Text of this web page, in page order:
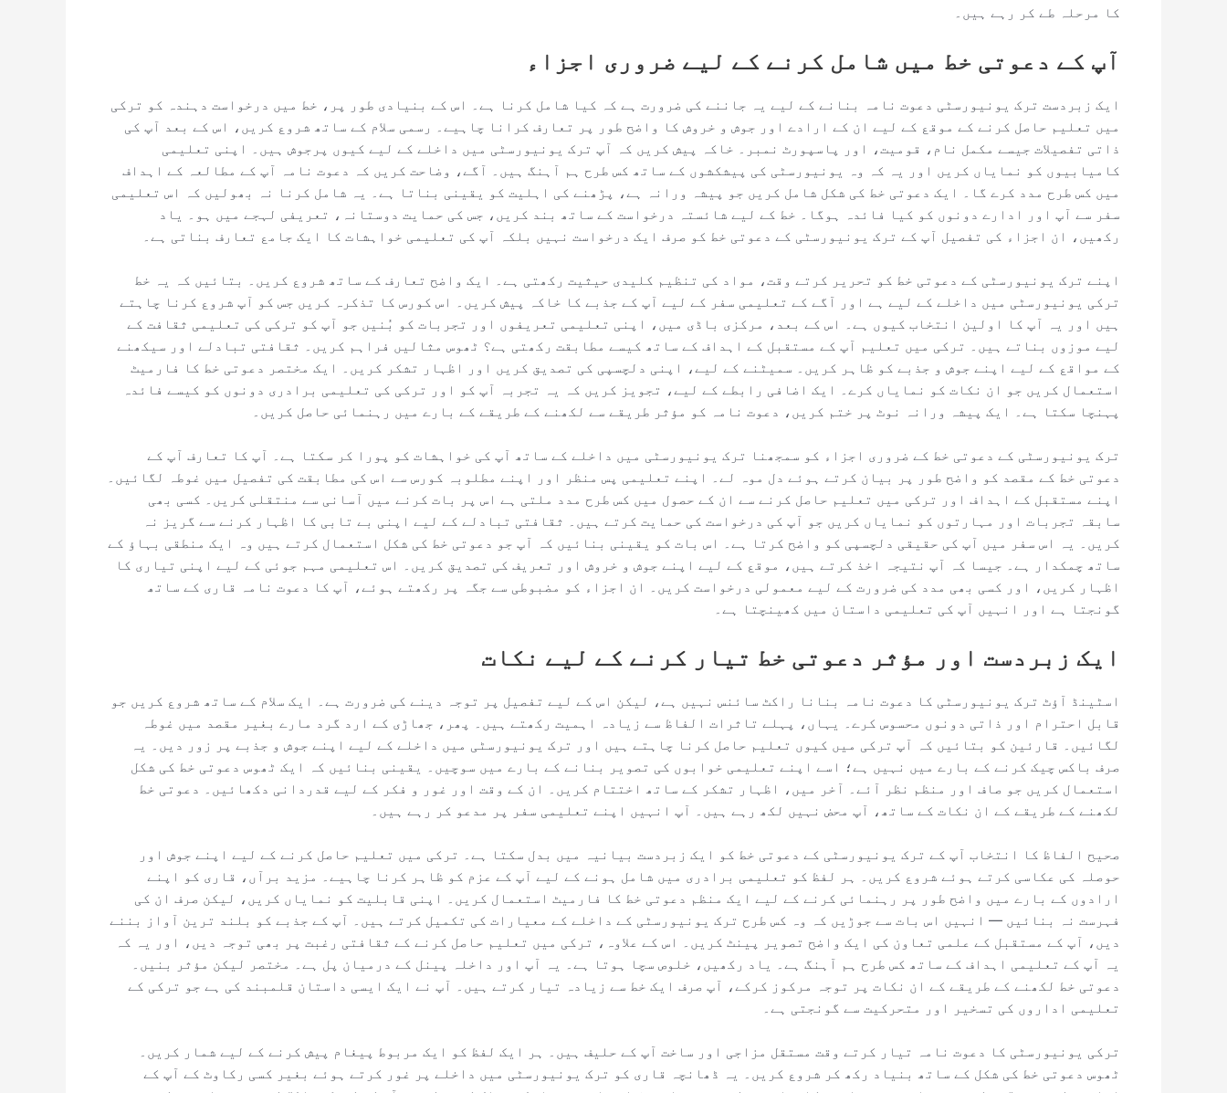
کا مرحلہ طے کر رہے ہیں۔
آپ کے دعوتی خط میں شامل کرنے کے لیے ضروری اجزاء
ایک زبردست ترک یونیورسٹی دعوت نامہ بنانے کے لیے یہ جاننے کی ضرورت ہے کہ کیا شامل کرنا ہے۔ اس کے بنیادی طور پر، خط میں درخواست دہندہ کو ترکی
میں تعلیم حاصل کرنے کے موقع کے لیے ان کے ارادے اور جوش و خروش کا واضح طور پر تعارف کرانا چاہیے۔ رسمی سلام کے ساتھ شروع کریں، اس کے بعد آپ کی
ذاتی تفصیلات جیسے مکمل نام، قومیت، اور پاسپورٹ نمبر۔ خاکہ پیش کریں کہ آپ ترک یونیورسٹی میں داخلے کے لیے کیوں پرجوش ہیں۔ اپنی تعلیمی
کامیابیوں کو نمایاں کریں اور یہ کہ وہ یونیورسٹی کی پیشکشوں کے ساتھ کس طرح ہم آہنگ ہیں۔ آگے، وضاحت کریں کہ دعوت نامہ آپ کے مطالعہ کے اہداف
میں کس طرح مدد کرے گا۔ ایک دعوتی خط کی شکل شامل کریں جو پیشہ ورانہ ہے، پڑھنے کی اہلیت کو یقینی بناتا ہے۔ یہ شامل کرنا نہ بھولیں کہ اس تعلیمی
سفر سے آپ اور ادارے دونوں کو کیا فائدہ ہوگا۔ خط کے لیے شائستہ درخواست کے ساتھ بند کریں، جس کی حمایت دوستانہ، تعریفی لہجے میں ہو۔ یاد
رکھیں، ان اجزاء کی تفصیل آپ کے ترک یونیورسٹی کے دعوتی خط کو صرف ایک درخواست نہیں بلکہ آپ کی تعلیمی خواہشات کا ایک جامع تعارف بناتی ہے۔
اپنے ترک یونیورسٹی کے دعوتی خط کو تحریر کرتے وقت، مواد کی تنظیم کلیدی حیثیت رکھتی ہے۔ ایک واضح تعارف کے ساتھ شروع کریں۔ بتائیں کہ یہ خط
ترکی یونیورسٹی میں داخلے کے لیے ہے اور آگے کے تعلیمی سفر کے لیے آپ کے جذبے کا خاکہ پیش کریں۔ اس کورس کا تذکرہ کریں جس کو آپ شروع کرنا چاہتے
ہیں اور یہ آپ کا اولین انتخاب کیوں ہے۔ اس کے بعد، مرکزی باڈی میں، اپنی تعلیمی تعریفوں اور تجربات کو بُنیں جو آپ کو ترکی کی تعلیمی ثقافت کے
لیے موزوں بناتے ہیں۔ ترکی میں تعلیم آپ کے مستقبل کے اہداف کے ساتھ کیسے مطابقت رکھتی ہے؟ ٹھوس مثالیں فراہم کریں۔ ثقافتی تبادلے اور سیکھنے
کے مواقع کے لیے اپنے جوش و جذبے کو ظاہر کریں۔ سمیٹنے کے لیے، اپنی دلچسپی کی تصدیق کریں اور اظہار تشکر کریں۔ ایک مختصر دعوتی خط کا فارمیٹ
استعمال کریں جو ان نکات کو نمایاں کرے۔ ایک اضافی رابطے کے لیے، تجویز کریں کہ یہ تجربہ آپ کو اور ترکی کی تعلیمی برادری دونوں کو کیسے فائدہ
پہنچا سکتا ہے۔ ایک پیشہ ورانہ نوٹ پر ختم کریں، دعوت نامہ کو مؤثر طریقے سے لکھنے کے طریقے کے بارے میں رہنمائی حاصل کریں۔
ترک یونیورسٹی کے دعوتی خط کے ضروری اجزاء کو سمجھنا ترک یونیورسٹی میں داخلے کے ساتھ آپ کی خواہشات کو پورا کر سکتا ہے۔ آپ کا تعارف آپ کے
دعوتی خط کے مقصد کو واضح طور پر بیان کرتے ہوئے دل موہ لے۔ اپنے تعلیمی پس منظر اور اپنے مطلوبہ کورس سے اس کی مطابقت کی تفصیل میں غوطہ لگائیں۔
اپنے مستقبل کے اہداف اور ترکی میں تعلیم حاصل کرنے سے ان کے حصول میں کس طرح مدد ملتی ہے اس پر بات کرنے میں آسانی سے منتقلی کریں۔ کسی بھی
سابقہ ​​تجربات اور مہارتوں کو نمایاں کریں جو آپ کی درخواست کی حمایت کرتے ہیں۔ ثقافتی تبادلے کے لیے اپنی بے تابی کا اظہار کرنے سے گریز نہ
کریں۔ یہ اس سفر میں آپ کی حقیقی دلچسپی کو واضح کرتا ہے۔ اس بات کو یقینی بنائیں کہ آپ جو دعوتی خط کی شکل استعمال کرتے ہیں وہ ایک منطقی بہاؤ کے
ساتھ چمکدار ہے۔ جیسا کہ آپ نتیجہ اخذ کرتے ہیں، موقع کے لیے اپنے جوش و خروش اور تعریف کی تصدیق کریں۔ اس تعلیمی مہم جوئی کے لیے اپنی تیاری کا
اظہار کریں، اور کسی بھی مدد کی ضرورت کے لیے معمولی درخواست کریں۔ ان اجزاء کو مضبوطی سے جگہ پر رکھتے ہوئے، آپ کا دعوت نامہ قاری کے ساتھ
گونجتا ہے اور انہیں آپ کی تعلیمی داستان میں کھینچتا ہے۔
ایک زبردست اور مؤثر دعوتی خط تیار کرنے کے لیے نکات
اسٹینڈ آؤٹ ترک یونیورسٹی کا دعوت نامہ بنانا راکٹ سائنس نہیں ہے، لیکن اس کے لیے تفصیل پر توجہ دینے کی ضرورت ہے۔ ایک سلام کے ساتھ شروع کریں جو
قابل احترام اور ذاتی دونوں محسوس کرے۔ یہاں، پہلے تاثرات الفاظ سے زیادہ اہمیت رکھتے ہیں۔ پھر، جھاڑی کے ارد گرد مارے بغیر مقصد میں غوطہ
لگائیں۔ قارئین کو بتائیں کہ آپ ترکی میں کیوں تعلیم حاصل کرنا چاہتے ہیں اور ترک یونیورسٹی میں داخلے کے لیے اپنے جوش و جذبے پر زور دیں۔ یہ
صرف باکس چیک کرنے کے بارے میں نہیں ہے؛ اسے اپنے تعلیمی خوابوں کی تصویر بنانے کے بارے میں سوچیں۔ یقینی بنائیں کہ ایک ٹھوس دعوتی خط کی شکل
استعمال کریں جو صاف اور منظم نظر آئے۔ آخر میں، اظہار تشکر کے ساتھ اختتام کریں۔ ان کے وقت اور غور و فکر کے لیے قدردانی دکھائیں۔ دعوتی خط
لکھنے کے طریقے کے ان نکات کے ساتھ، آپ محض نہیں لکھ رہے ہیں۔ آپ انہیں اپنے تعلیمی سفر پر مدعو کر رہے ہیں۔
صحیح الفاظ کا انتخاب آپ کے ترک یونیورسٹی کے دعوتی خط کو ایک زبردست بیانیہ میں بدل سکتا ہے۔ ترکی میں تعلیم حاصل کرنے کے لیے اپنے جوش اور
حوصلہ کی عکاسی کرتے ہوئے شروع کریں۔ ہر لفظ کو تعلیمی برادری میں شامل ہونے کے لیے آپ کے عزم کو ظاہر کرنا چاہیے۔ مزید برآں، قاری کو اپنے
ارادوں کے بارے میں واضح طور پر رہنمائی کرنے کے لیے ایک منظم دعوتی خط کا فارمیٹ استعمال کریں۔ اپنی قابلیت کو نمایاں کریں، لیکن صرف ان کی
فہرست نہ بنائیں — انہیں اس بات سے جوڑیں کہ وہ کس طرح ترک یونیورسٹی کے داخلے کے معیارات کی تکمیل کرتے ہیں۔ آپ کے جذبے کو بلند ترین آواز بننے
دیں، آپ کے مستقبل کے علمی تعاون کی ایک واضح تصویر پینٹ کریں۔ اس کے علاوہ، ترکی میں تعلیم حاصل کرنے کے ثقافتی رغبت پر بھی توجہ دیں، اور یہ کہ
یہ آپ کے تعلیمی اہداف کے ساتھ کس طرح ہم آہنگ ہے۔ یاد رکھیں، خلوص سچا ہوتا ہے۔ یہ آپ اور داخلہ پینل کے درمیان پل ہے۔ مختصر لیکن مؤثر بنیں۔
دعوتی خط لکھنے کے طریقے کے ان نکات پر توجہ مرکوز کرکے، آپ صرف ایک خط سے زیادہ تیار کرتے ہیں۔ آپ نے ایک ایسی داستان قلمبند کی ہے جو ترکی کے
تعلیمی اداروں کی تسخیر اور متحرکیت سے گونجتی ہے۔
ترکی یونیورسٹی کا دعوت نامہ تیار کرتے وقت مستقل مزاجی اور ساخت آپ کے حلیف ہیں۔ ہر ایک لفظ کو ایک مربوط پیغام پیش کرنے کے لیے شمار کریں۔
ٹھوس دعوتی خط کی شکل کے ساتھ بنیاد رکھ کر شروع کریں۔ یہ ڈھانچہ قاری کو ترک یونیورسٹی میں داخلے پر غور کرتے ہوئے بغیر کسی رکاوٹ کے آپ کے